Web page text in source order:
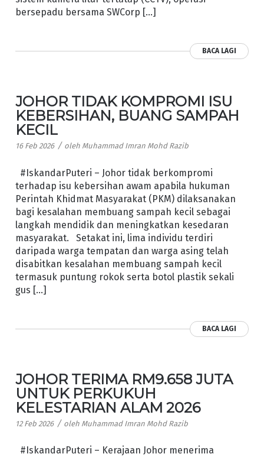
bersepadu bersama SWCorp […]
BACA LAGI
JOHOR TIDAK KOMPROMI ISU
KEBERSIHAN, BUANG SAMPAH
KECIL
16 Feb 2026 / oleh Muhammad Imran Mohd Razib
#IskandarPuteri – Johor tidak berkompromi
terhadap isu kebersihan awam apabila hukuman
Perintah Khidmat Masyarakat (PKM) dilaksanakan
bagi kesalahan membuang sampah kecil sebagai
langkah mendidik dan meningkatkan kesedaran
masyarakat. Setakat ini, lima individu terdiri
daripada warga tempatan dan warga asing telah
disabitkan kesalahan membuang sampah kecil
termasuk puntung rokok serta botol plastik sekali
gus […]
BACA LAGI
JOHOR TERIMA RM9.658 JUTA
UNTUK PERKUKUH
KELESTARIAN ALAM 2026
12 Feb 2026 / oleh Muhammad Imran Mohd Razib
#IskandarPuteri – Kerajaan Johor menerima